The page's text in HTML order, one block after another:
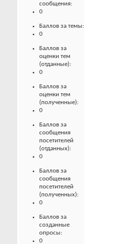
сообщения:
0
Баллов за темы:
0
Баллов за
оценки тем
(отданные):
0
Баллов за
оценки тем
(полученные):
0
Баллов за
сообщения
посетителей
(отданных):
0
Баллов за
сообщения
посетителей
(полученных):
0
Баллов за
созданные
опросы:
0